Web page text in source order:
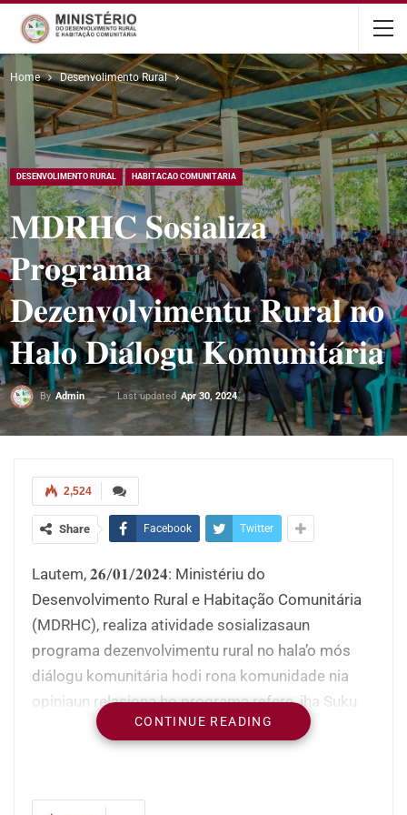
content
Home Desenvolimento Rural
DESENVOLIMENTO RURAL HABITACAO COMUNITARIA
𝐌𝐃𝐑𝐇𝐂 𝐒𝐨𝐬𝐢𝐚𝐥𝐢𝐳𝐚
𝐏𝐫𝐨𝐠𝐫𝐚𝐦𝐚
𝐃𝐞𝐳𝐞𝐧𝐯𝐨𝐥𝐯𝐢𝐦𝐞𝐧𝐭𝐮 𝐑𝐮𝐫𝐚𝐥 𝐧𝐨
𝐇𝐚𝐥𝐨 𝐃𝐢𝐚́𝐥𝐨𝐠𝐮 𝐊𝐨𝐦𝐮𝐧𝐢𝐭𝐚́𝐫𝐢𝐚
By Admin Last updated Apr 30, 2024
2,524
Share Facebook Twitter
Lautem, 𝟐𝟔/𝟎𝟏/𝟐𝟎𝟐𝟒: Ministériu do
Desenvolvimento Rural e Habitação Comunitária
(MDRHC), realiza atividade sosializasaun
programa dezenvolvimentu rural no hala’o mós
diálogu komunitária hodi rona komunidade nia
opiniaun relasiona ho programa refere, iha Suku
Luro, Postu Administrativu Luro, Munisípiu
hatete, prosesu dezenvolvimentu nasionál la’o
CONTINUE READING